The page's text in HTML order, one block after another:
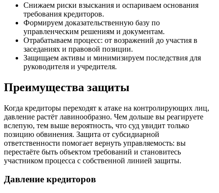
Снижаем риски взыскания и оспариваем основания
требования кредиторов.
Формируем доказательственную базу по
управленческим решениям и документам.
Отрабатываем процесс: от возражений до участия в
заседаниях и правовой позиции.
Защищаем активы и минимизируем последствия для
руководителя и учредителя.
Преимущества защиты
Когда кредиторы переходят к атаке на контролирующих лиц,
давление растёт лавинообразно. Чем дольше вы реагируете
вслепую, тем выше вероятность, что суд увидит только
позицию обвинения. Защита от субсидиарной
ответственности помогает вернуть управляемость: вы
перестаёте быть объектом требований и становитесь
участником процесса с собственной линией защиты.
Давление кредиторов